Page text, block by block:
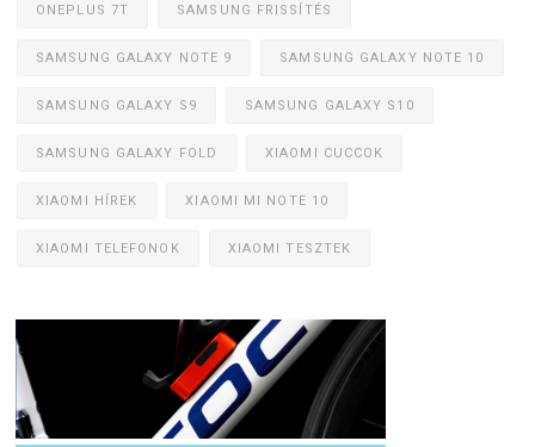
ONEPLUS 7T SAMSUNG FRISSÍTÉS
SAMSUNG GALAXY NOTE 9 SAMSUNG GALAXY NOTE 10
SAMSUNG GALAXY S9 SAMSUNG GALAXY S10
SAMSUNG GALAXY FOLD XIAOMI CUCCOK
XIAOMI HÍREK XIAOMI MI NOTE 10
XIAOMI TELEFONOK XIAOMI TESZTEK